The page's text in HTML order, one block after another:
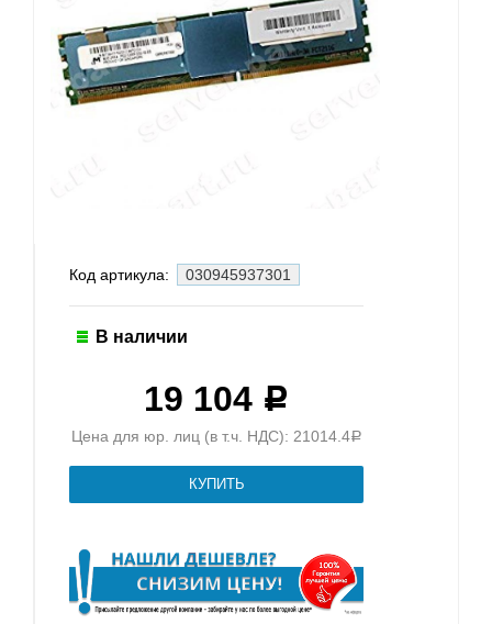
Код артикула: 030945937301
В наличии
19 104 Р
Цена для юр. лиц (в т.ч. НДС): 21014.4Р